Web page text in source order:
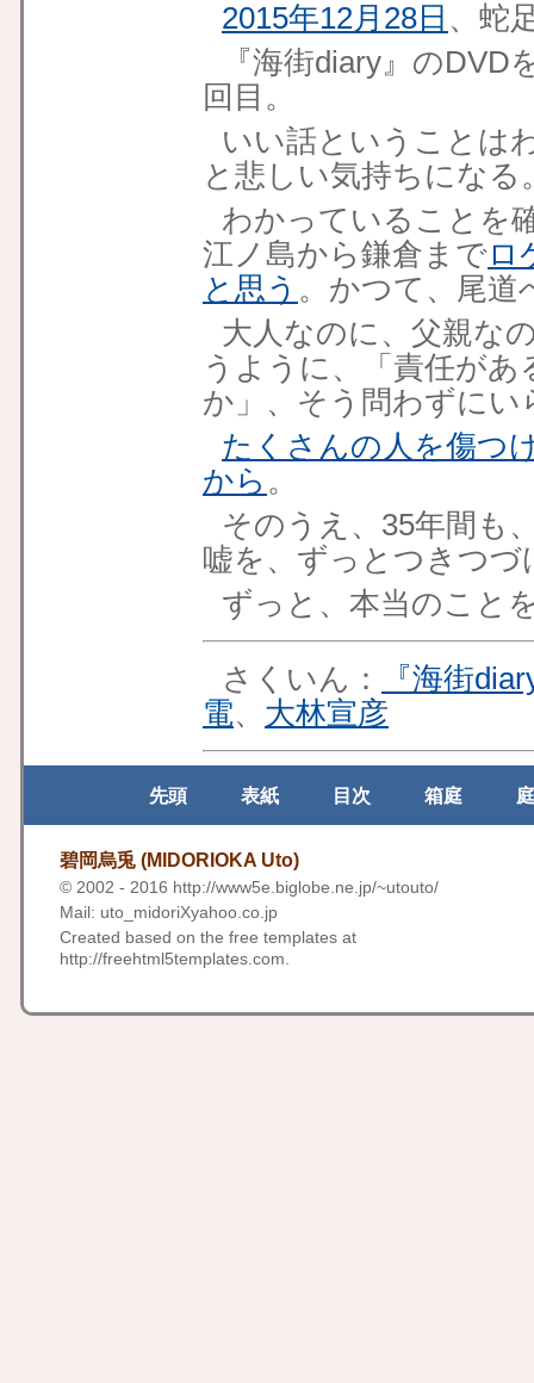
2015年12月28日 、蛇
『海街diary』の
回目。
いい話ということは
と悲しい気持ちにな
わかっていることを
江ノ島から鎌倉までロ
と思う 。かつて、尾道
大人なのに、父親な
うように、「責任が
か」、そう問わずにい
たくさんの人を傷つ
から 。
そのうえ、35年間も
嘘を、ずっとつきつづ
ずっと、本当のこと
さくいん：
『海街
電、 大林宣彦
先頭 表紙 目次 箱庭
碧岡烏兎 (MIDORIOKA Uto)
© 2002 - 2016 http://www5e.biglobe.ne.jp/~utouto/
Mail: uto_midoriXyahoo.co.jp
Created based on the free templates at
http://freehtml5templates.com